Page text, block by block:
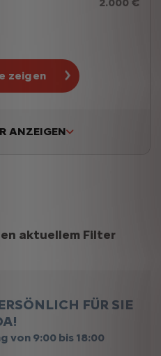
zeigen
ANZEIGEN
aktuellem Filter
FÜR SIE
von 9:00 bis 18:00